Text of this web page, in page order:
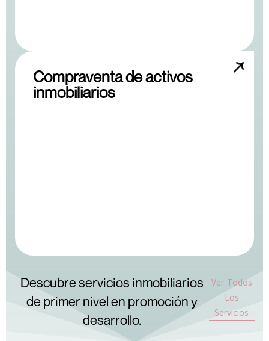
Compraventa de activos
inmobiliarios
Descubre servicios inmobiliarios
de primer nivel en promoción y
desarrollo.
Ver Todos
Los
Servicios